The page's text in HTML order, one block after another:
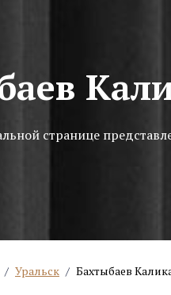
странице
/ Уральск / Бахтыбаев